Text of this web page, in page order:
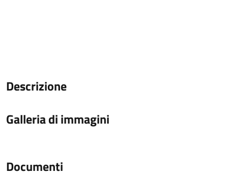
Descrizione
Galleria di immagini
Documenti